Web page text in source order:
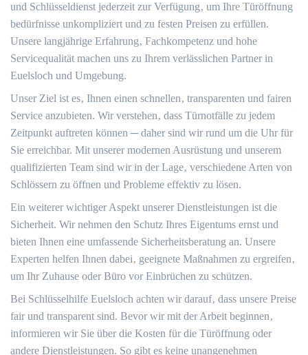
und Schlüsseldienst jederzeit zur Verfügung‚ um Ihre Türöffnung
bedürfnisse unkompliziert und zu festen Preisen zu erfüllen.​
Unsere langjährige Erfahrung‚ Fachkompetenz und hohe
Servicequalität machen uns zu Ihrem verlässlichen Partner in
Euelsloch und Umgebung.​
Unser Ziel ist es‚ Ihnen einen schnellen‚ transparenten und fairen
Service anzubieten.​ Wir verstehen‚ dass Türnotfälle zu jedem
Zeitpunkt auftreten können ─ daher sind wir rund um die Uhr für
Sie erreichbar.​ Mit unserer modernen Ausrüstung und unserem
qualifizierten Team sind wir in der Lage‚ verschiedene Arten von
Schlössern zu öffnen und Probleme effektiv zu lösen.​
Ein weiterer wichtiger Aspekt unserer Dienstleistungen ist die
Sicherheit.​ Wir nehmen den Schutz Ihres Eigentums ernst und
bieten Ihnen eine umfassende Sicherheitsberatung an.​ Unsere
Experten helfen Ihnen dabei‚ geeignete Maßnahmen zu ergreifen‚
um Ihr Zuhause oder Büro vor Einbrüchen zu schützen.​
Bei Schlüsselhilfe Euelsloch achten wir darauf‚ dass unsere Preise
fair und transparent sind.​ Bevor wir mit der Arbeit beginnen‚
informieren wir Sie über die Kosten für die Türöffnung oder
andere Dienstleistungen.​ So gibt es keine unangenehmen